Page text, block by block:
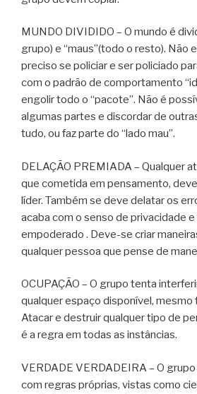
MUNDO DIVIDIDO – O mundo é
grupo) e “maus”(todo o resto). Não
preciso se policiar e ser policiado
com o padrão de comportamento
engolir todo o “pacote”. Não é
algumas partes e discordar de
tudo, ou faz parte do “lado mau”.
DELAÇÃO PREMIADA – Qualquer
que cometida em pensamento,
líder. Também se deve delatar os
acaba com o senso de privacidade
empoderado . Deve-se criar
qualquer pessoa que pense de
OCUPAÇÃO – O grupo tenta
qualquer espaço disponível, mesmo
Atacar e destruir qualquer tipo de
é a regra em todas as instâncias.
VERDADE VERDADEIRA – O
com regras próprias, vistas como